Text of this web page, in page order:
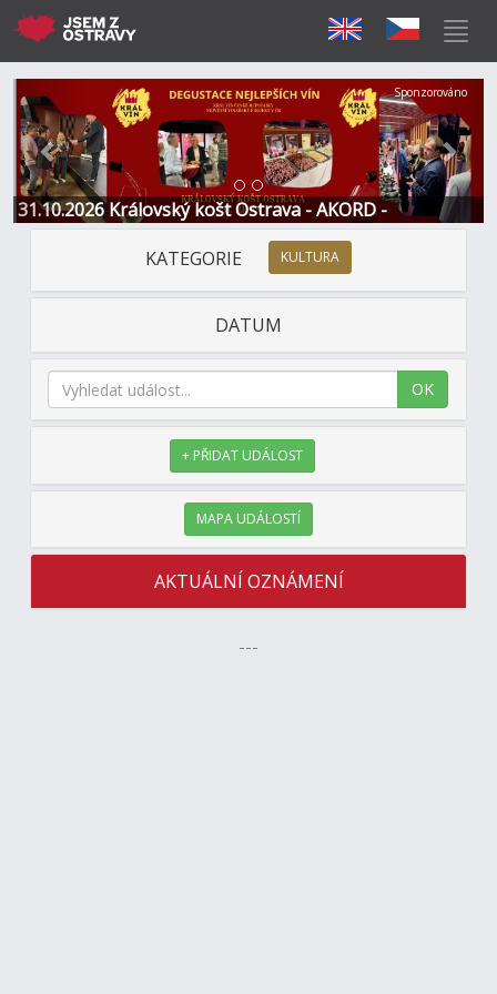
31.10.2026 Královský košt Ostrava - AKORD -
Restaurace a Hotel
Předchozí Další
Sponzorováno
KATEGORIE KULTURA
DATUM
OK
+ PŘIDAT UDÁLOST
MAPA UDÁLOSTÍ
AKTUÁLNÍ OZNÁMENÍ
---